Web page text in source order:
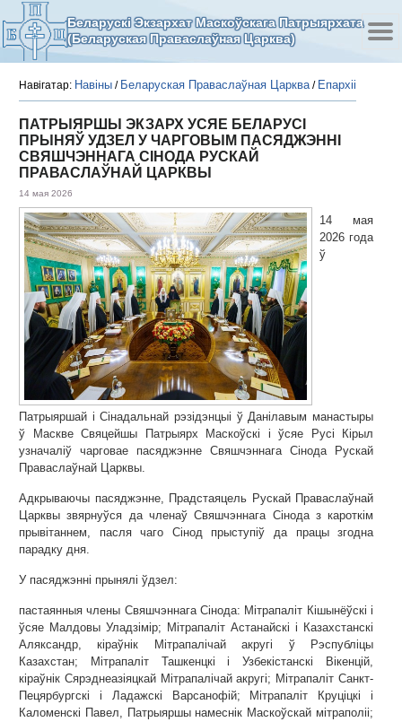
Беларускі Экзархат Маскоўскага Патрыярхата
(Беларуская Праваслаўная Царква)
Навігатар: Навіны / Беларуская Праваслаўная Царква/ Епархіі
ПАТРЫЯРШЫ ЭКЗАРХ УСЯЕ БЕЛАРУСІ
ПРЫНЯЎ УДЗЕЛ У ЧАРГОВЫМ ПАСЯДЖЭННІ
СВЯШЧЭННАГА СІНОДА РУСКАЙ
ПРАВАСЛАЎНАЙ ЦАРКВЫ
14 мая 2026
14 мая
2026 года
ў
Патрыяршай і Сінадальнай рэзідэнцыі ў Данілавым манастыры
ў Маскве Свяцейшы Патрыярх Маскоўскі і ўсяе Русі Кірыл
узначаліў чарговае пасяджэнне Свяшчэннага Сінода Рускай
Праваслаўнай Царквы.
Адкрываючы пасяджэнне, Прадстаяцель Рускай Праваслаўнай
Царквы звярнуўся да членаў Свяшчэннага Сінода з кароткім
прывітаннем, пасля чаго Сінод прыступіў да працы згодна
парадку дня.
У пасяджэнні прынялі ўдзел:
пастаянныя члены Свяшчэннага Сінода: Мітрапаліт Кішынёўскі і
ўсяе Малдовы Уладзімір; Мітрапаліт Астанайскі і Казахстанскі
Аляксандр, кіраўнік Мітрапалічай акругі ў Рэспубліцы
Казахстан; Мітрапаліт Ташкенцкі і Узбекістанскі Вікенцій,
кіраўнік Cярэднеазіяцкай Мітрапалічай акругі; Мітрапаліт Санкт-
Пецярбургскі і Ладажскі Варсанофій; Мітрапаліт Круціцкі і
Каломенскі Павел, Патрыяршы намеснік Маскоўскай мітраполіі;